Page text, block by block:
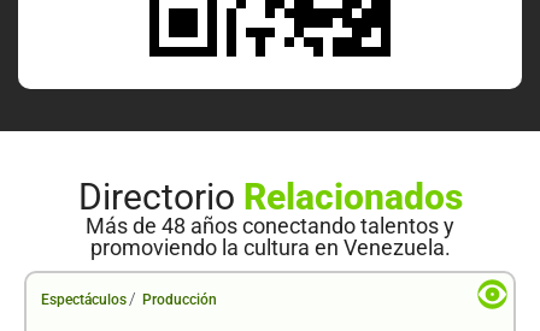
Directorio Relacionados
Más de 48 años conectando talentos y
promoviendo la cultura en Venezuela.
Espectáculos / Producción